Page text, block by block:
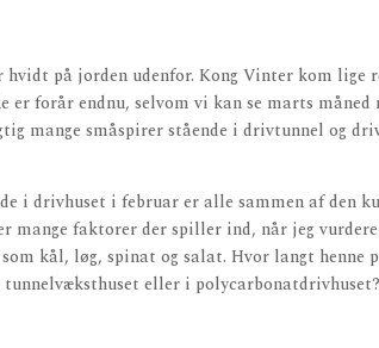
hvidt på jorden udenfor. Kong Vinter kom lige
er forår endnu, selvom vi kan se marts måned
mange småspirer stående i drivtunnel og
i drivhuset i februar er alle sammen af den
mange faktorer der spiller ind, når jeg
kål, løg, spinat og salat. Hvor langt henne
eller i